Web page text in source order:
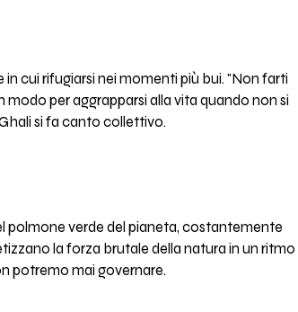
cui rifugiarsi nei momenti più bui. "Non farti
per aggrapparsi alla vita quando non si
si fa canto collettivo.
polmone verde del pianeta, costantemente
la forza brutale della natura in un ritmo
potremo mai governare.